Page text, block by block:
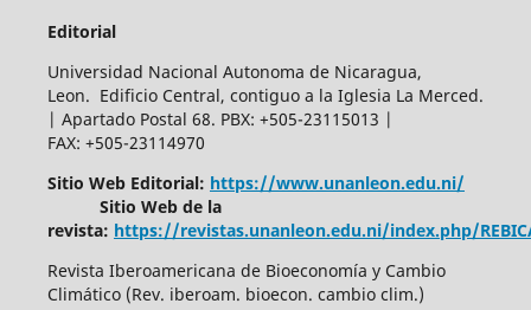
Editorial
Universidad Nacional Autonoma de Nicaragua,
Leon. Edificio Central, contiguo a la Iglesia La Merced.
| Apartado Postal 68. PBX: +505-23115013 |
FAX: +505-23114970
Sitio Web Editorial: https://www.unanleon.edu.ni/
Sitio Web de la
revista: https://revistas.unanleon.edu.ni/index.php/
Revista Iberoamericana de Bioeconomía y Cambio
Climático (Rev. iberoam. bioecon. cambio clim.)